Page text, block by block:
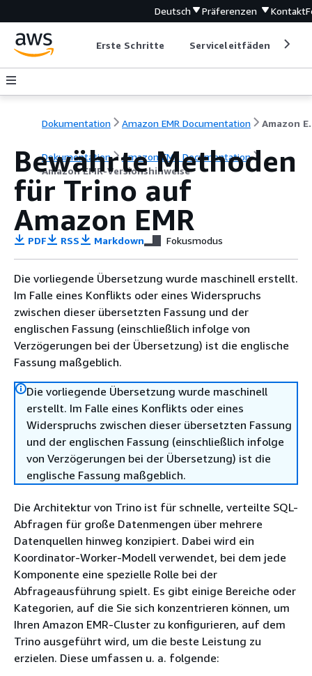
Deutsch Präferenzen Kontakt
Erste Schritte Serviceleitfäden
Dokumentation Amazon EMR Documentation
Dokumentation
Amazon EMR Documentation
Amazon EMR-Versionshinweise
Bewährte Methoden
für Trino auf
Amazon EMR
PDF RSS Markdown Fokusmodus
Die vorliegende Übersetzung wurde maschinell erstellt.
Im Falle eines Konflikts oder eines Widerspruchs
zwischen dieser übersetzten Fassung und der
englischen Fassung (einschließlich infolge von
Verzögerungen bei der Übersetzung) ist die englische
Fassung maßgeblich.
Die vorliegende Übersetzung wurde maschinell
erstellt. Im Falle eines Konflikts oder eines
Widerspruchs zwischen dieser übersetzten Fassung
und der englischen Fassung (einschließlich infolge
von Verzögerungen bei der Übersetzung) ist die
englische Fassung maßgeblich.
Die Architektur von Trino ist für schnelle, verteilte SQL-
Abfragen für große Datenmengen über mehrere
Datenquellen hinweg konzipiert. Dabei wird ein
Koordinator-Worker-Modell verwendet, bei dem jede
Komponente eine spezielle Rolle bei der
Abfrageausführung spielt. Es gibt einige Bereiche oder
Kategorien, auf die Sie sich konzentrieren können, um
Ihren Amazon EMR-Cluster zu konfigurieren, auf dem
Trino ausgeführt wird, um die beste Leistung zu
erzielen. Diese umfassen u. a. folgende: